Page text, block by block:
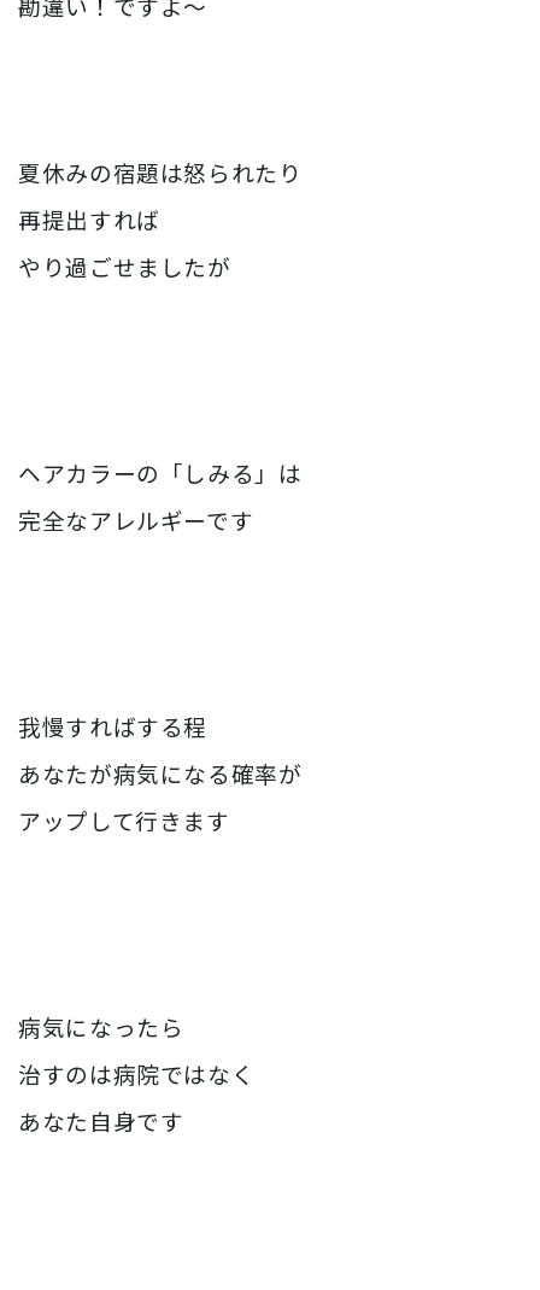
夏休みの宿題は怒られたり
再提出すれば
やり過ごせましたが
ヘアカラーの「しみる」は
完全なアレルギーです
我慢すればする程
あなたが病気になる確率が
アップして行きます
病気になったら
治すのは病院ではなく
あなた自身です